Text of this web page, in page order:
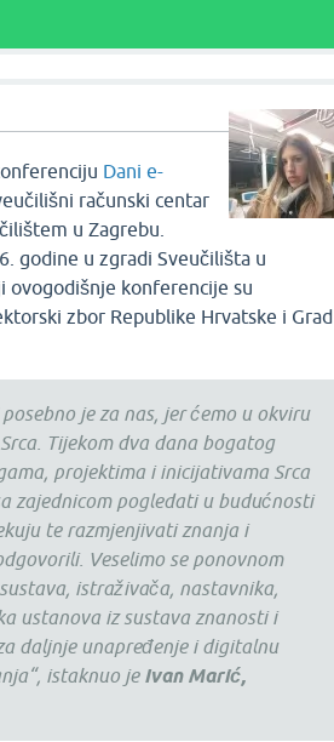
Dani e-
računski centar
u Zagrebu.
godine u zgradi Sveučilišta u
ovogodišnje konferencije su
zbor Republike Hrvatske i Grad
je za nas, jer ćemo u okviru
Tijekom dva dana bogatog
projektima i inicijativama Srca
zajednicom pogledati u budućnosti
te razmjenjivati znanja i
Veselimo se ponovnom
istraživača, nastavnika,
ustanova iz sustava znanosti i
daljnje unapređenje i digitalnu
istaknuo je Ivan Marić,